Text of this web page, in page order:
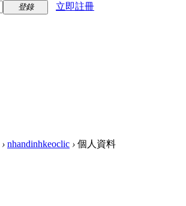
登錄 立即註冊
› nhandinhkeoclic › 個人資料